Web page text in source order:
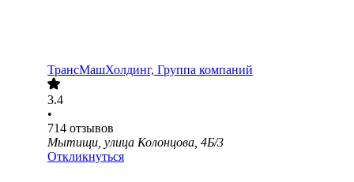
ТрансМашХолдинг, Группа компаний
3.4
•
714 отзывов
Мытищи, улица Колонцова, 4Б/3
Откликнуться